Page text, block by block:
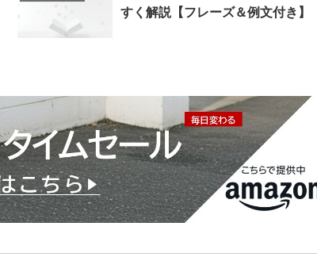
すく解説【フレーズ＆例文付き】